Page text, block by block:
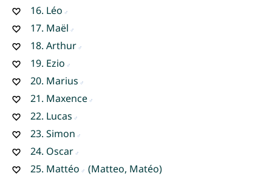
16. Léo
17. Maël
18. Arthur
19. Ezio
20. Marius
21. Maxence
22. Lucas
23. Simon
24. Oscar
25. Mattéo
(Matteo, Matéo)